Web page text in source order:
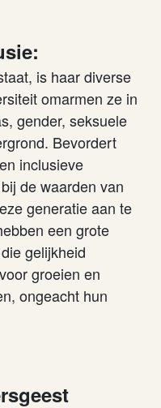
is haar diverse
omarmen ze in
gender, seksuele
Bevordert
inclusieve
de waarden van
generatie aan te
een grote
gelijkheid
groeien en
ongeacht hun